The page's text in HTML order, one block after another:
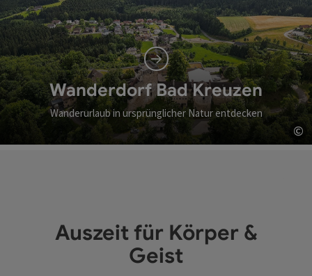
Wanderdorf Bad Kreuzen
Wanderurlaub in ursprünglicher Natur entdecken
©
Auszeit für Körper &
Geist